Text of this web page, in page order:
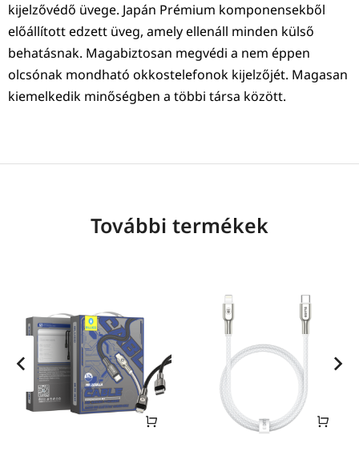
kijelzővédő üvege. Japán Prémium komponensekből
előállított edzett üveg, amely ellenáll minden külső
behatásnak. Magabiztosan megvédi a nem éppen
olcsónak mondható okkostelefonok kijelzőjét. Magasan
kiemelkedik minőségben a többi társa között.
További termékek